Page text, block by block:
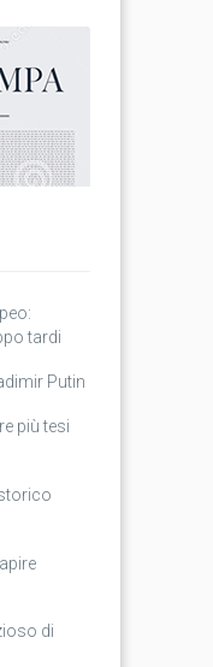
tardi
Putin
più tesi
di